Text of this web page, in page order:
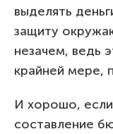
выделять
защиту
незачем, ведь
крайней мере,
И хорошо,
составление